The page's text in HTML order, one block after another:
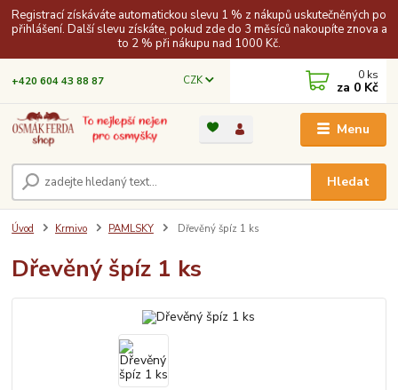
Registrací získáváte automatickou slevu 1 % z nákupů uskutečněných po
přihlášení. Další slevu získáte, pokud zde do 3 měsíců nakoupíte znova a
to 2 % při nákupu nad 1000 Kč.
Menu
CZK
Hledat
+420 604 43 88 87 0 ks
za 0 Kč
Úvod Krmivo PAMLSKY Dřevěný špíz 1 ks
Dřevěný špíz 1 ks